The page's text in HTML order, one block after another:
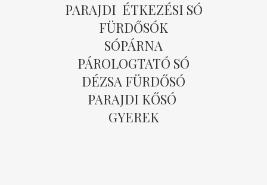
PARAJDI ÉTKEZÉSI SÓ
FÜRDŐSÓK
SÓPÁRNA
PÁROLOGTATÓ SÓ
DÉZSA FÜRDŐSÓ
PARAJDI KŐSÓ
GYEREK